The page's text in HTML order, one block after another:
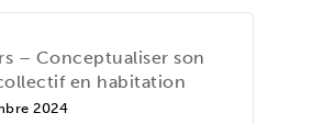
– Conceptualiser son
en habitation
2024